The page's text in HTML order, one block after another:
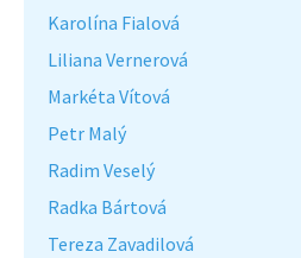
Karolína Fialová
Liliana Vernerová
Markéta Vítová
Petr Malý
Radim Veselý
Radka Bártová
Tereza Zavadilová